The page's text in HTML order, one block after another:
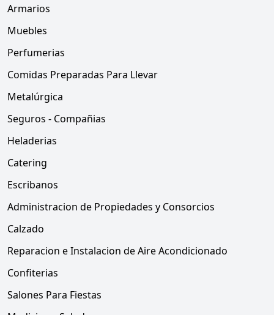
Armarios
Muebles
Perfumerias
Comidas Preparadas Para Llevar
Metalúrgica
Seguros - Compañias
Heladerias
Catering
Escribanos
Administracion de Propiedades y Consorcios
Calzado
Reparacion e Instalacion de Aire Acondicionado
Confiterias
Salones Para Fiestas